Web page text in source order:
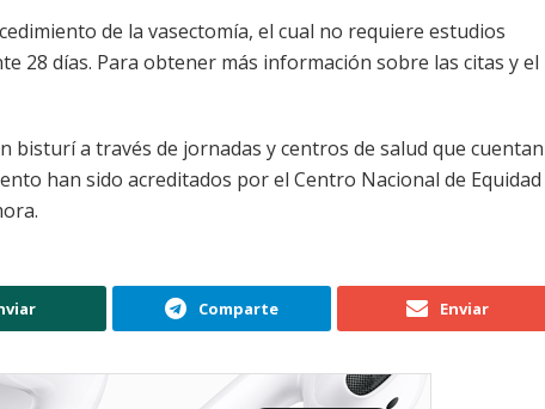
de la vasectomía, el cual no requiere estudios
28 días. Para obtener más información sobre las citas y el
bisturí a través de jornadas y centros de salud que cuentan
han sido acreditados por el Centro Nacional de Equidad
Comparte Enviar